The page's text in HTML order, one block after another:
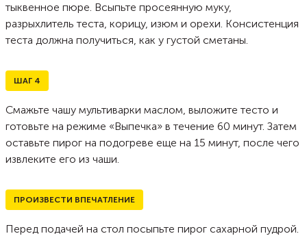
тыквенное пюре. Всыпьте просеянную муку,
разрыхлитель теста, корицу, изюм и орехи. Консистенция
теста должна получиться, как у густой сметаны.
ШАГ 4
Смажьте чашу мультиварки маслом, выложите тесто и
готовьте на режиме «Выпечка» в течение 60 минут. Затем
оставьте пирог на подогреве еще на 15 минут, после чего
извлеките его из чаши.
ПРОИЗВЕСТИ ВПЕЧАТЛЕНИЕ
Перед подачей на стол посыпьте пирог сахарной пудрой.